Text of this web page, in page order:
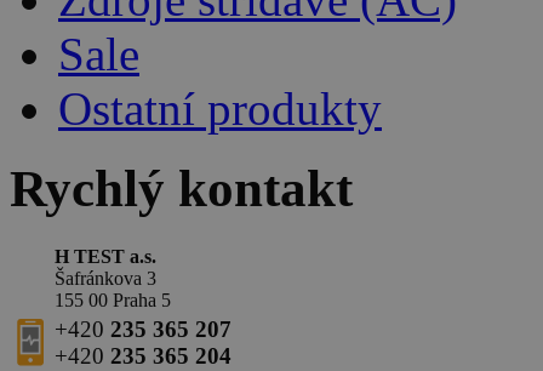
Sale
Ostatní produkty
Rychlý kontakt
H TEST a.s.
Šafránkova 3
155 00 Praha 5
+420 235 365 207
+420 235 365 204